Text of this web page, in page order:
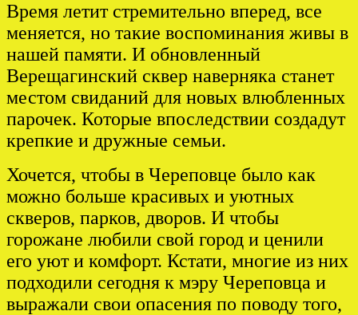
Время летит стремительно вперед, все
меняется, но такие воспоминания живы в
нашей памяти. И обновленный
Верещагинский сквер наверняка станет
местом свиданий для новых влюбленных
парочек. Которые впоследствии создадут
крепкие и дружные семьи.
Хочется, чтобы в Череповце было как
можно больше красивых и уютных
скверов, парков, дворов. И чтобы
горожане любили свой город и ценили
его уют и комфорт. Кстати, многие из них
подходили сегодня к мэру Череповца и
выражали свои опасения по поводу того,